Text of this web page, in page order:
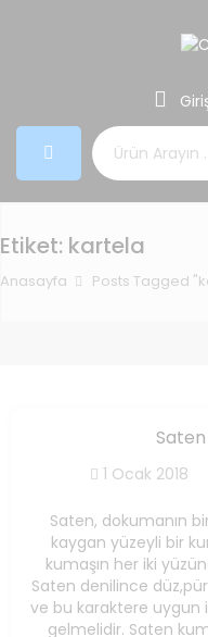
Etiket: kartela
Anasayfa Posts Tagged
1 Ocak 2018
Saten, dokumanın
kaygan yüzeyli bir
kumaşın her iki
Saten denilince
ve bu karaktere uygun
gelmelidir. Saten